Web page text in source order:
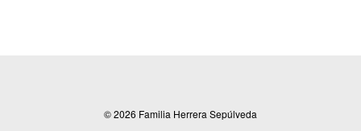
© 2026 Familia Herrera Sepúlveda